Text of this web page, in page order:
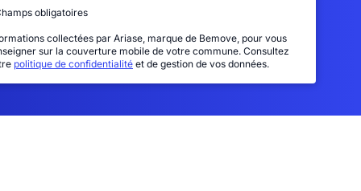
obligatoires
collectées par Ariase, marque de Bemove, pour vous
sur la couverture mobile de votre commune. Consultez
politique de confidentialité et de gestion de vos données.